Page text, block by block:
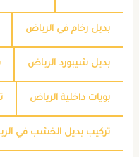
بديل رخام في الرياض
بديل شيبورد الرياض
بويات داخلية الرياض
تركيب بديل الخشب في